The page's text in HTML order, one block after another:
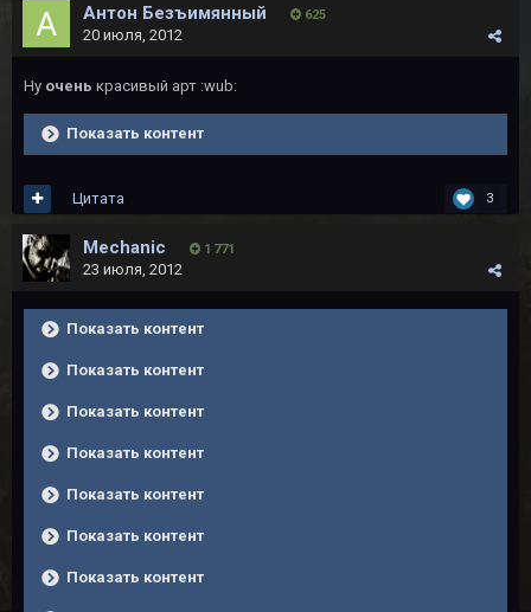
Антон Безъимянный 625
20 июля, 2012
Ну очень красивый арт :wub:
Показать контент
3
Цитата
Mechanic 1 771
23 июля, 2012
Показать контент
Показать контент
Показать контент
Показать контент
Показать контент
Показать контент
Показать контент